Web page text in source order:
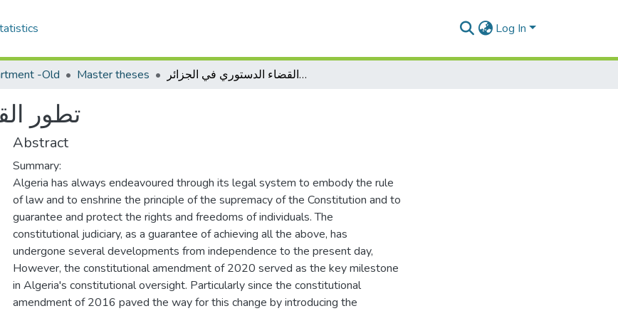
Log In
-Old Master theses تطور القضاء الدستوري في الجزائر
تطور
Abstract
Summary:
Algeria has always endeavoured through its legal system to embody the rule
of law and to enshrine the principle of the supremacy of the Constitution and to
guarantee and protect the rights and freedoms of individuals. The
constitutional judiciary, as a guarantee of achieving all the above, has
undergone several developments from independence to the present day,
However, the constitutional amendment of 2020 served as the key milestone
in Algeria's constitutional oversight. Particularly since the constitutional
amendment of 2016 paved the way for this change by introducing the